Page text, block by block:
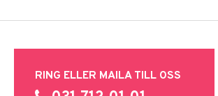
RING ELLER MAILA TILL OSS